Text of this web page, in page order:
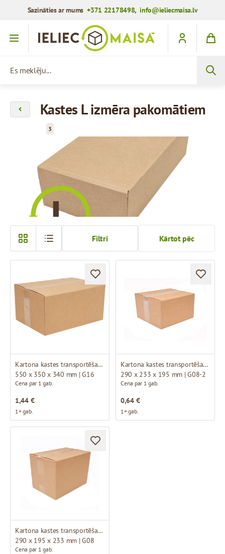
Sazināties ar mums+371 22178498,info@ieliecmaisa.lv
Iet uz saturu
Kastes L izmēra pakomātiem
3
Kārtot pēc
Filtri
Kartona kastes transportēšanai
550 x 350 x 340 mm | G16
Cena par 1 gab.
1,44 €
1+ gab.
Kartona kastes transportēšanai
290 x 233 x 195 mm | G08-2
Cena par 1 gab.
0,64 €
1+ gab.
Kartona kastes transportēšanai
290 x 195 x 233 mm | G08
Cena par 1 gab.